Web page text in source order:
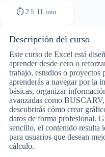
⏱ 2 h 11 min
Descripción del curso
Este curso de Excel está
aprender desde cero o
trabajo, estudios o proyectos
aprenderás a navegar por la
básicas, organizar
avanzadas como
descubrirás cómo crear
datos de forma profesional.
sencillo, el contenido resulta
para usuarios que desean
cálculo.